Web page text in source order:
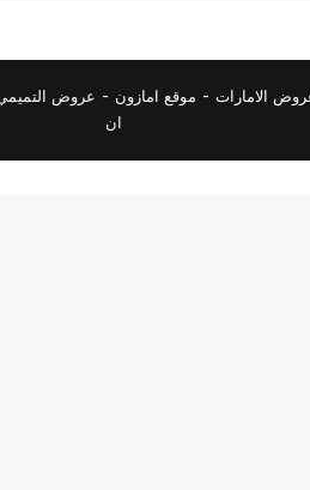
الامارات - موقع امازون - عروض
ان